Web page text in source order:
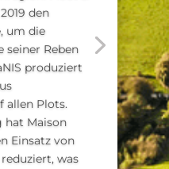
den
um die
seiner Reben
produziert
allen Plots.
hat Maison
Einsatz von
was